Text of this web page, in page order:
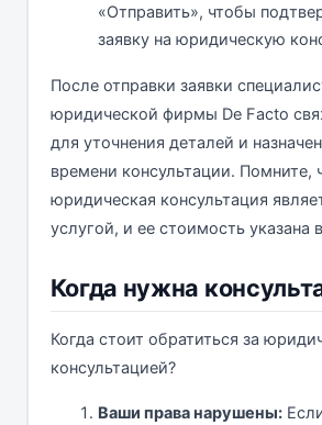
«Отправить», чтобы
заявку на юридическую
После отправки заявки
юридической фирмы De Facto
для уточнения деталей и
времени консультации. Помните,
юридическая консультация
услугой, и ее стоимость указана
Когда нужна
Когда стоит обратиться за
консультацией?
Ваши права нарушены: